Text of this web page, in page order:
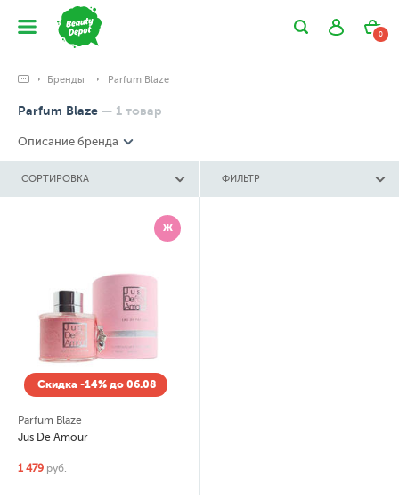
0
Бренды Parfum Blaze
Parfum Blaze — 1 товар
Описание бренда
СОРТИРОВКА ФИЛЬТР
Ж
Скидка -14% до 06.08
Parfum Blaze
Jus De Amour
1 479 руб.